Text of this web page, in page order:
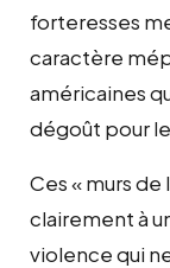
forteresses
caractère
américaines
dégoût pour
Ces « murs
clairement à
violence qui